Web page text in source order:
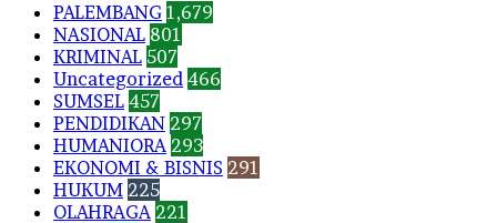
PALEMBANG 1,679
NASIONAL 801
KRIMINAL 507
Uncategorized 466
SUMSEL 457
PENDIDIKAN 297
HUMANIORA 293
EKONOMI & BISNIS 291
HUKUM 225
OLAHRAGA 221